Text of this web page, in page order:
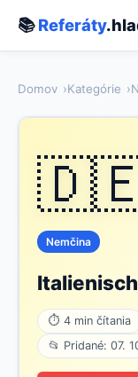
📚Referáty
Domov Kategórie
Nemčina
⏱ 4 min čítania
📂 Pridané: 07.